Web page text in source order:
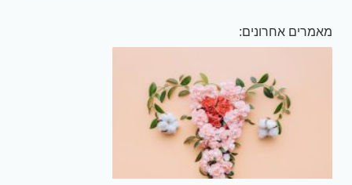
מאמרים אחרונים: